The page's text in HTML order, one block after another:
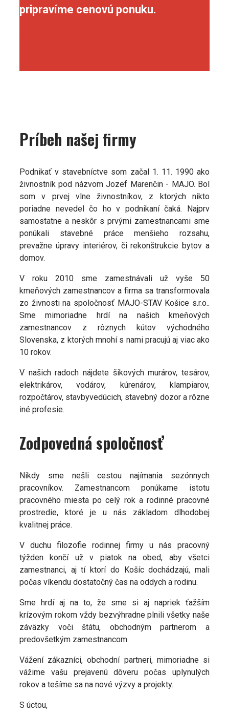
pripravíme cenovú ponuku.
Príbeh našej firmy
Podnikať v stavebníctve som začal 1. 11. 1990 ako
živnostník pod názvom Jozef Marenčin - MAJO. Bol
som v prvej vlne živnostníkov, z ktorých nikto
poriadne nevedel čo ho v podnikaní čaká. Najprv
samostatne a neskôr s prvými zamestnancami sme
ponúkali stavebné práce menšieho rozsahu,
prevažne úpravy interiérov, či rekonštrukcie bytov a
domov.
V roku 2010 sme zamestnávali už vyše 50
kmeňových zamestnancov a firma sa transformovala
zo živnosti na spoločnosť MAJO-STAV Košice s.r.o..
Sme mimoriadne hrdí na našich kmeňových
zamestnancov z rôznych kútov východného
Slovenska, z ktorých mnohí s nami pracujú aj viac ako
10 rokov.
V našich radoch nájdete šikových murárov, tesárov,
elektrikárov, vodárov, kúrenárov, klampiarov,
rozpočtárov, stavbyvedúcich, stavebný dozor a rôzne
iné profesie.
Zodpovedná spoločnosť
Nikdy sme nešli cestou najímania sezónnych
pracovníkov. Zamestnancom ponúkame istotu
pracovného miesta po celý rok a rodinné pracovné
prostredie, ktoré je u nás základom dlhodobej
kvalitnej práce.
V duchu filozofie rodinnej firmy u nás pracovný
týžden končí už v piatok na obed, aby všetci
zamestnanci, aj tí ktorí do Košíc dochádzajú, mali
počas víkendu dostatočný čas na oddych a rodinu.
Sme hrdí aj na to, že sme si aj napriek ťažším
krízovým rokom vždy bezvýhradne plnili všetky naše
záväzky voči štátu, obchodným partnerom a
predovšetkým zamestnancom.
Vážení zákazníci, obchodní partneri, mimoriadne si
vážime vašu prejavenú dôveru počas uplynulých
rokov a tešíme sa na nové výzvy a projekty.
S úctou,